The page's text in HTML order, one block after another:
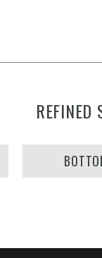
REFINED